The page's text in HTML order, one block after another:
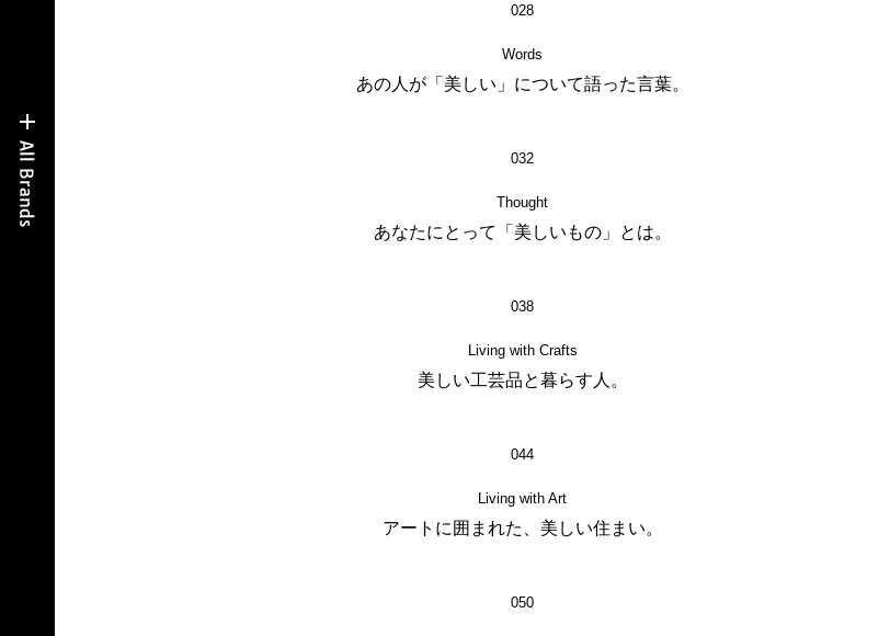
028
Words
あの人が「美しい」について語った言葉。
032
Thought
あなたにとって「美しいもの」とは。
038
Living with Crafts
美しい工芸品と暮らす人。
044
Living with Art
アートに囲まれた、美しい住まい。
050